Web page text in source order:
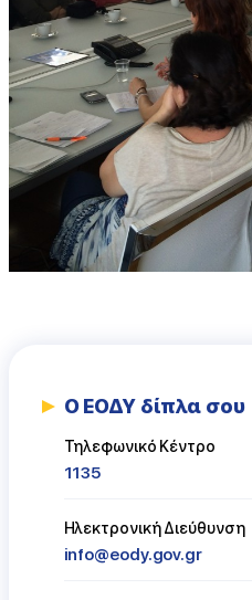
Ο ΕΟΔΥ δίπλα σου
Τηλεφωνικό Κέντρο
1135
Ηλεκτρονική Διεύθυνση
info@eody.gov.gr